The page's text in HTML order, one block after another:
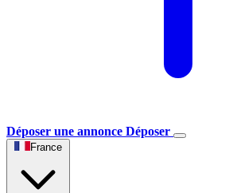
Déposer une annonce Déposer
France